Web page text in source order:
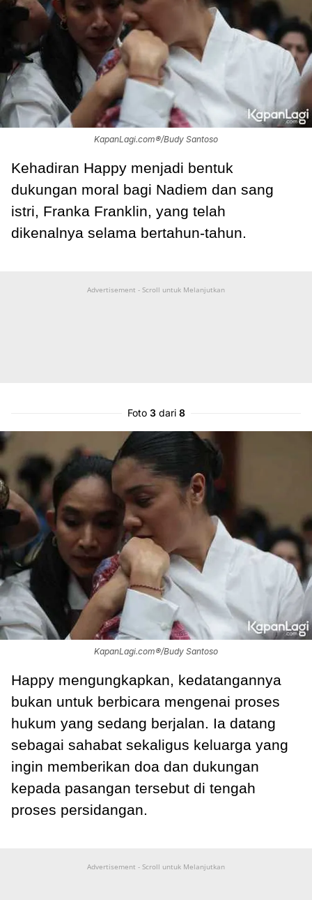
KapanLagi.com®/Budy Santoso
Kehadiran Happy menjadi bentuk
dukungan moral bagi Nadiem dan sang
istri, Franka Franklin, yang telah
dikenalnya selama bertahun-tahun.
Advertisement - Scroll untuk Melanjutkan
Foto 3dari 8
KapanLagi.com®/Budy Santoso
Happy mengungkapkan, kedatangannya
bukan untuk berbicara mengenai proses
hukum yang sedang berjalan. Ia datang
sebagai sahabat sekaligus keluarga yang
ingin memberikan doa dan dukungan
kepada pasangan tersebut di tengah
proses persidangan.
Advertisement - Scroll untuk Melanjutkan